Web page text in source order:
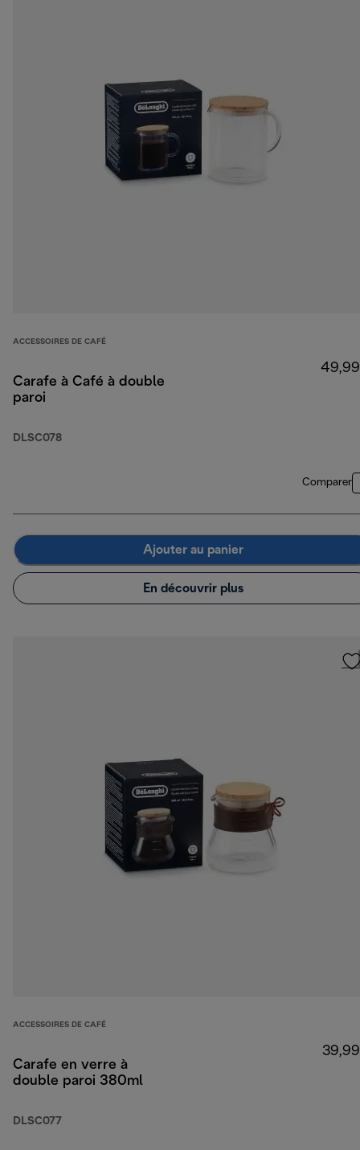
ACCESSOIRES DE CAFÉ
Carafe à Café à double
paroi
DLSC078
Comparer
Ajouter au panier
En découvrir plus
ACCESSOIRES DE CAFÉ
Carafe en verre à
double paroi 380ml
DLSC077